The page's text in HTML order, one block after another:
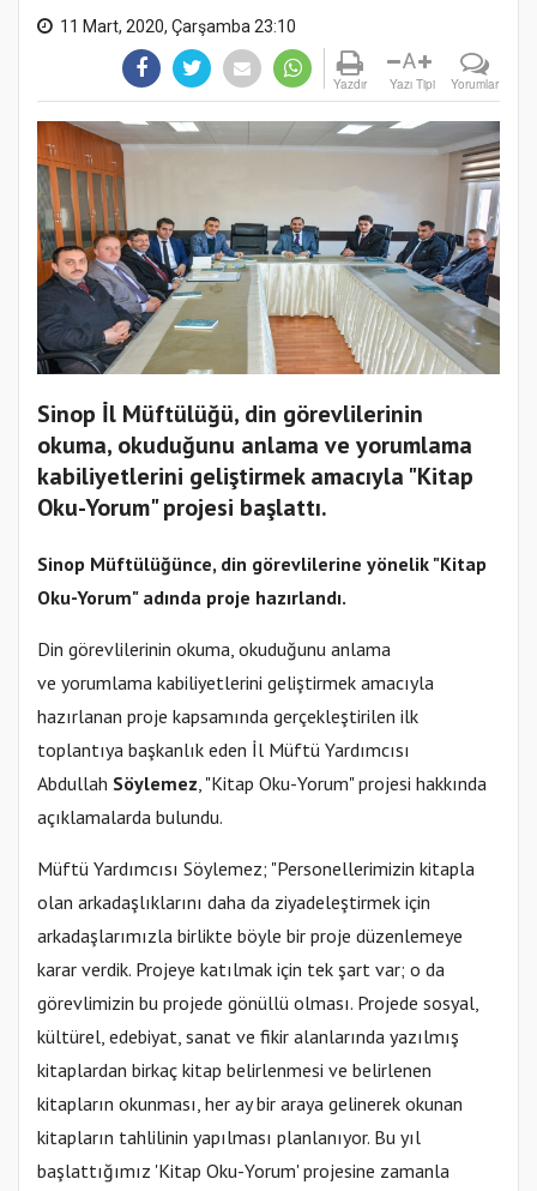
11 Mart, 2020, Çarşamba 23:10
Yazdır
A
Yazı Tipi Yorumlar
Sinop İl Müftülüğü, din görevlilerinin
okuma, okuduğunu anlama ve yorumlama
kabiliyetlerini geliştirmek amacıyla "Kitap
Oku-Yorum" projesi başlattı.
Sinop Müftülüğünce, din görevlilerine yönelik "Kitap
Oku-Yorum" adında proje hazırlandı.
Din görevlilerinin okuma, okuduğunu anlama
ve yorumlama kabiliyetlerini geliştirmek amacıyla
hazırlanan proje kapsamında gerçekleştirilen ilk
toplantıya başkanlık eden İl Müftü Yardımcısı
Abdullah Söylemez, "Kitap Oku-Yorum" projesi hakkında
açıklamalarda bulundu.
Müftü Yardımcısı Söylemez; "Personellerimizin kitapla
olan arkadaşlıklarını daha da ziyadeleştirmek için
arkadaşlarımızla birlikte böyle bir proje düzenlemeye
karar verdik. Projeye katılmak için tek şart var; o da
görevlimizin bu projede gönüllü olması. Projede sosyal,
kültürel, edebiyat, sanat ve fikir alanlarında yazılmış
kitaplardan birkaç kitap belirlenmesi ve belirlenen
kitapların okunması, her ay bir araya gelinerek okunan
kitapların tahlilinin yapılması planlanıyor. Bu yıl
başlattığımız 'Kitap Oku-Yorum' projesine zamanla